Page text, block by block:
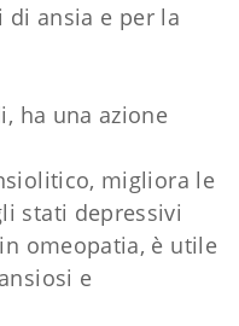
ansia e per la
ha una azione
migliora le
stati depressivi
omeopatia, è utile
e